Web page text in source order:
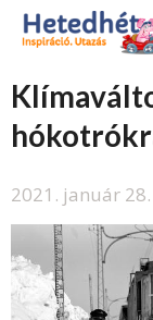
2021. január 28.